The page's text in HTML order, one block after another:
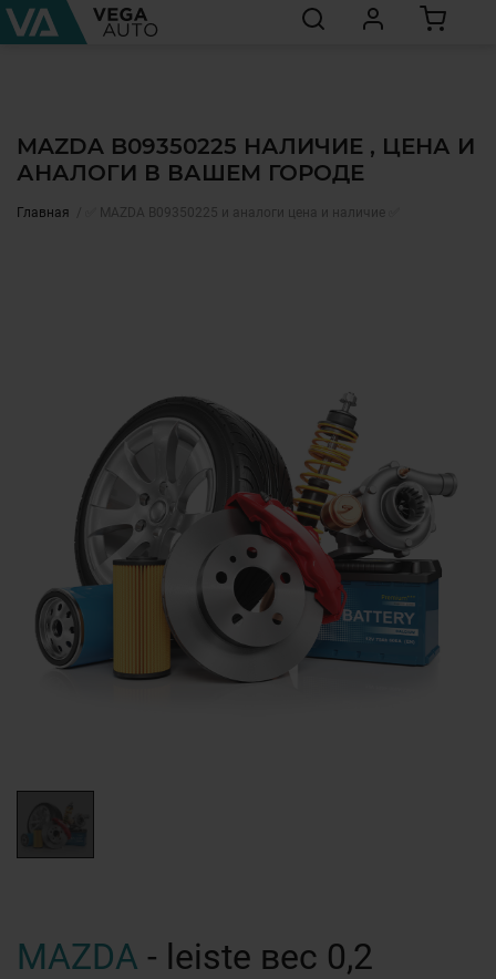
MAZDA B09350225 НАЛИЧИЕ , ЦЕНА И
АНАЛОГИ В ВАШЕМ ГОРОДЕ
Главная ✅ MAZDA B09350225 и аналоги цена и наличие ✅
MAZDA - leiste вес 0,2